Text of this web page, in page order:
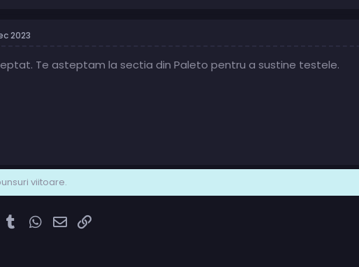
2023
Te asteptam la sectia din Paleto pentru a sustine testele.
viitoare.
PinterestTumblrWhatsApp
Email